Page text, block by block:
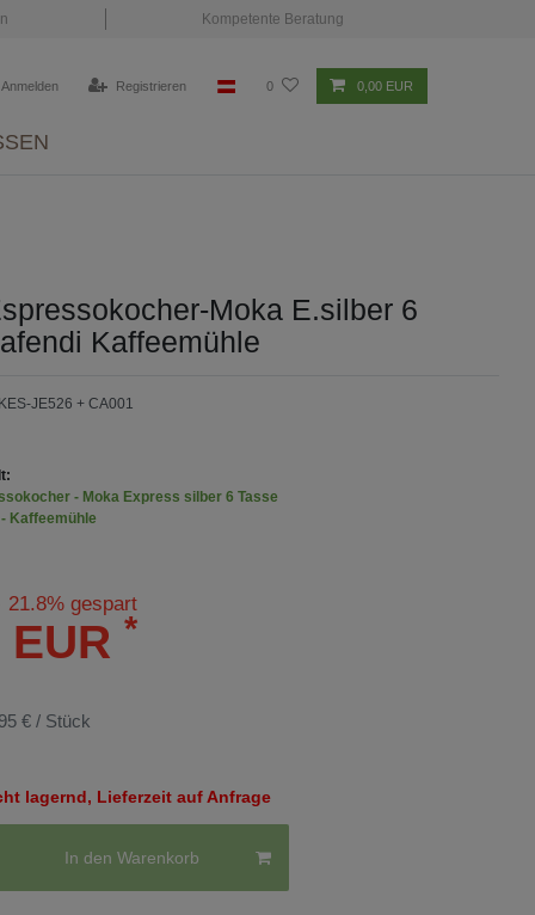
Kompetente Beratung
Anmelden Registrieren 0 0,00 EUR
Moka E.silber 6
Kaffeemühle
JE526 + CA001
- Moka Express silber 6 Tasse
Kaffeemühle
21.8% gespart
*
€ / Stück
lagernd, Lieferzeit auf Anfrage
In den Warenkorb